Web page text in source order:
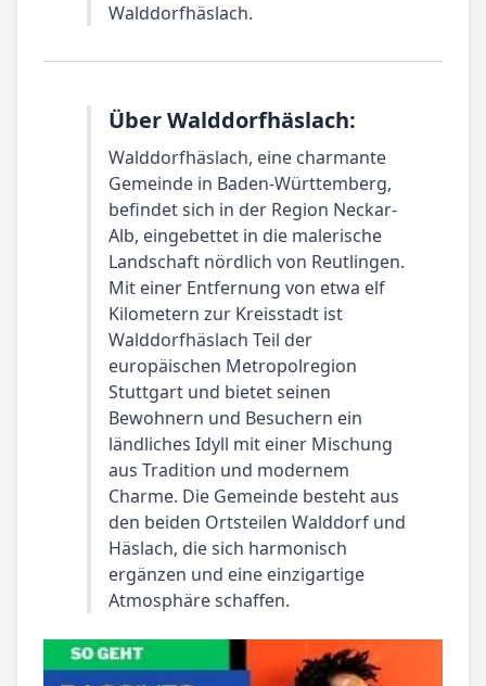
Walddorfhäslach.
Über Walddorfhäslach:
Walddorfhäslach, eine charmante
Gemeinde in Baden-Württemberg,
befindet sich in der Region Neckar-
Alb, eingebettet in die malerische
Landschaft nördlich von Reutlingen.
Mit einer Entfernung von etwa elf
Kilometern zur Kreisstadt ist
Walddorfhäslach Teil der
europäischen Metropolregion
Stuttgart und bietet seinen
Bewohnern und Besuchern ein
ländliches Idyll mit einer Mischung
aus Tradition und modernem
Charme. Die Gemeinde besteht aus
den beiden Ortsteilen Walddorf und
Häslach, die sich harmonisch
ergänzen und eine einzigartige
Atmosphäre schaffen.